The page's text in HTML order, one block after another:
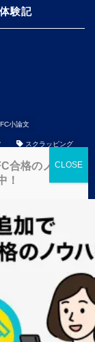
験記
小論文
スクラッピング
大学 参考書
国公立大学
慶応経済
添削
学部
合格のノウハ
！